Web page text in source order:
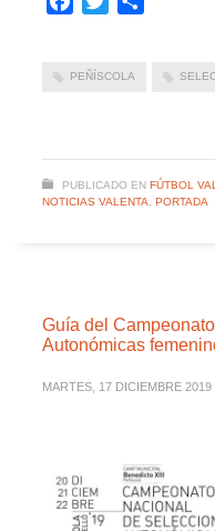
PEÑÍSCOLA
PUBLICADO EN FÚTBOL
NOTICIAS VALENTA
PORTADA
Guía del
Autonómicas
MARTES, 17 DICIEMBRE 2019